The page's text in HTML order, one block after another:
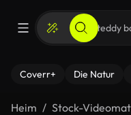
Coverr+ Die Natur
Heim Stock-